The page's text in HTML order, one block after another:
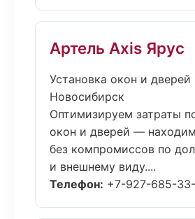
Артель Axis Ярус
Установка окон и дверей
Новосибирск
Оптимизируем затраты
окон и дверей —
без компромиссов по
и внешнему виду....
Телефон: +7-927-685-